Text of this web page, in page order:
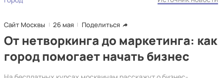
Сайт Москвы 26 мая Поделиться
От нетворкинга до маркетинга: как
город помогает начать бизнес